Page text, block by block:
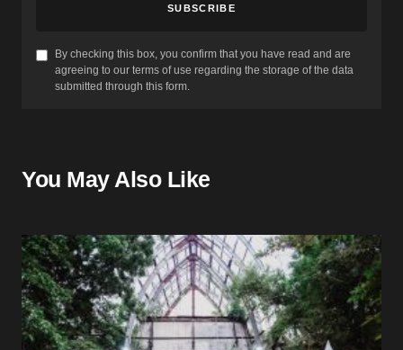
SUBSCRIBE
By checking this box, you confirm that you have read and are
agreeing to our terms of use regarding the storage of the data
submitted through this form.
You May Also Like